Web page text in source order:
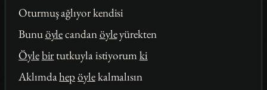
Oturmuş ağlıyor kendisi
Bunuöylecandanöyleyürekten
Öylebirtutkuyla istiyorumki
Aklımdahepöylekalmalısın